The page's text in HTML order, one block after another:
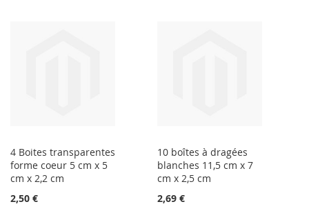
4 Boites transparentes
forme coeur 5 cm x 5
cm x 2,2 cm
2,50 €
10 boîtes à dragées
blanches 11,5 cm x 7
cm x 2,5 cm
2,69 €